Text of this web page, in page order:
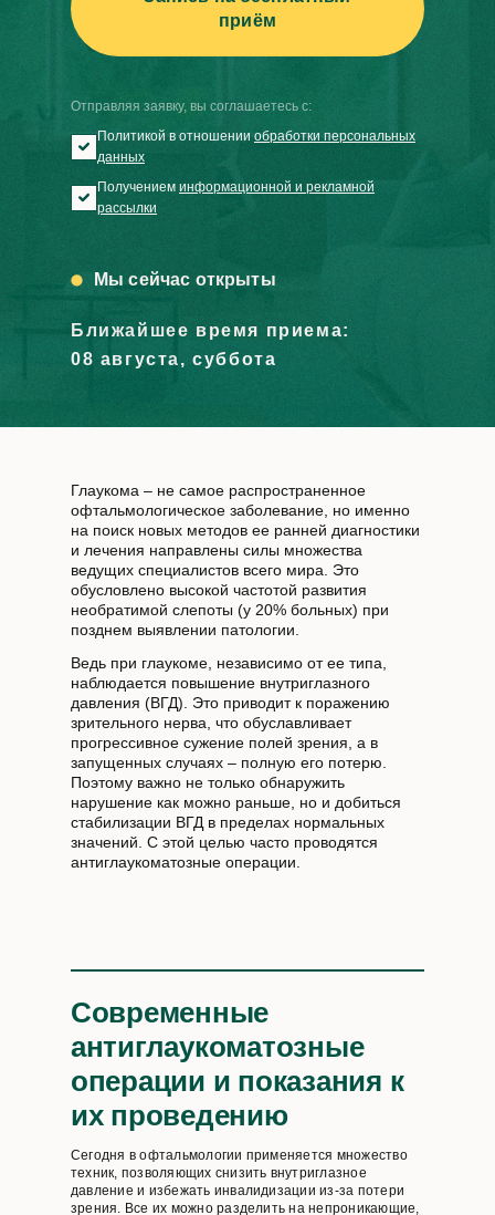
приём
Отправляя заявку, вы соглашаетесь с:
Политикой в отношении обработки персональных
данных
Получением информационной и рекламной
рассылки
Мы сейчас открыты
Ближайшее время приема:
08 августа, суббота
Глаукома – не самое распространенное
офтальмологическое заболевание, но именно
на поиск новых методов ее ранней диагностики
и лечения направлены силы множества
ведущих специалистов всего мира. Это
обусловлено высокой частотой развития
необратимой слепоты (у 20% больных) при
позднем выявлении патологии.
Ведь при глаукоме, независимо от ее типа,
наблюдается повышение внутриглазного
давления (ВГД). Это приводит к поражению
зрительного нерва, что обуславливает
прогрессивное сужение полей зрения, а в
запущенных случаях – полную его потерю.
Поэтому важно не только обнаружить
нарушение как можно раньше, но и добиться
стабилизации ВГД в пределах нормальных
значений. С этой целью часто проводятся
антиглаукоматозные операции.
Современные
антиглаукоматозные
операции и показания к
их проведению
Сегодня в офтальмологии применяется множество
техник, позволяющих снизить внутриглазное
давление и избежать инвалидизации из-за потери
зрения. Все их можно разделить на непроникающие,